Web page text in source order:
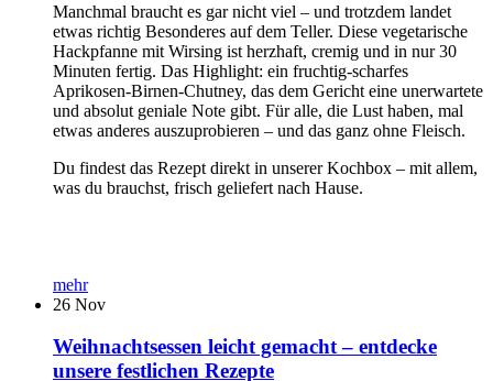
Manchmal braucht es gar nicht viel – und trotzdem landet
etwas richtig Besonderes auf dem Teller. Diese vegetarische
Hackpfanne mit Wirsing ist herzhaft, cremig und in nur 30
Minuten fertig. Das Highlight: ein fruchtig-scharfes
Aprikosen-Birnen-Chutney, das dem Gericht eine unerwartete
und absolut geniale Note gibt. Für alle, die Lust haben, mal
etwas anderes auszuprobieren – und das ganz ohne Fleisch.
Du findest das Rezept direkt in unserer Kochbox – mit allem,
was du brauchst, frisch geliefert nach Hause.
mehr
26 Nov
Weihnachtsessen leicht gemacht – entdecke
unsere festlichen Rezepte